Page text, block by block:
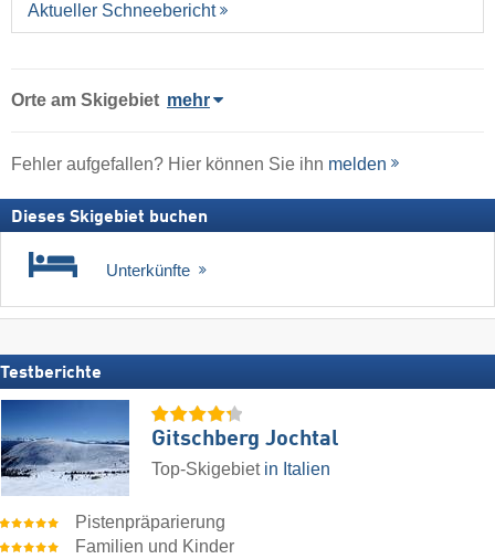
Aktueller Schneebericht
Orte am Skigebiet mehr
Fehler aufgefallen? Hier können Sie ihn melden
Dieses Skigebiet buchen
Unterkünfte
Testberichte
Gitschberg Jochtal
Top-Skigebiet in Italien
Pistenpräparierung
Familien und Kinder